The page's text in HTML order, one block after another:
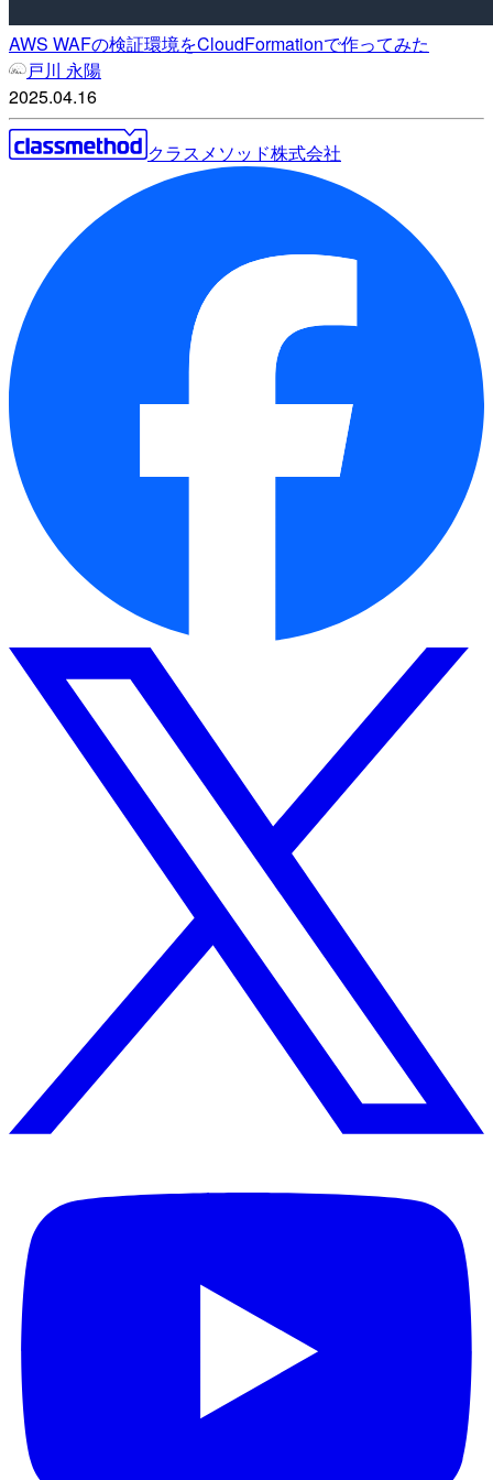
AWS WAFの検証環境をCloudFormationで作ってみた
戸川 永陽
2025.04.16
クラスメソッド株式会社